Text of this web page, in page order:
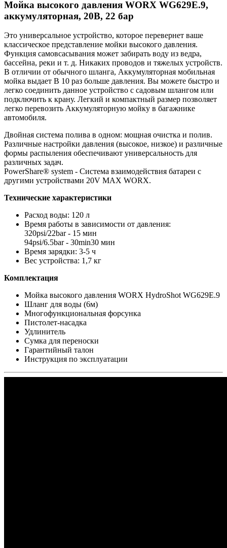
Мойка высокого давления WORX WG629E.9,
аккумуляторная, 20В, 22 бар
Это универсальное устройство, которое перевернет ваше
классическое представление мойки высокого давления.
Функция самовсасывания может забирать воду из ведра,
бассейна, реки и т. д. Никаких проводов и тяжелых устройств.
В отличии от обычного шланга, Аккумуляторная мобильная
мойка выдает В 10 раз больше давления. Вы можете быстро и
легко соединить данное устройство с садовым шлангом или
подключить к крану. Легкий и компактный размер позволяет
легко перевозить Аккумуляторную мойку в багажнике
автомобиля.
Двойная система полива в одном: мощная очистка и полив.
Различные настройки давления (высокое, низкое) и различные
формы распыления обеспечивают универсальность для
различных задач.
PowerShare® system - Система взаимодействия батареи с
другими устройствами 20V MAX WORX.
Технические характеристики
Расход воды: 120 л
Время работы в зависимости от давления:
320psi/22bar - 15 мин
94psi/6.5bar - 30min30 мин
Время зарядки: 3-5 ч
Вес устройства: 1,7 кг
Комплектация
Мойка высокого давления WORX HydroShot WG629E.9
Шланг для воды (6м)
Многофункциональная форсунка
Пистолет-насадка
Удлинитель
Сумка для переноски
Гарантийный талон
Инструкция по эксплуатации